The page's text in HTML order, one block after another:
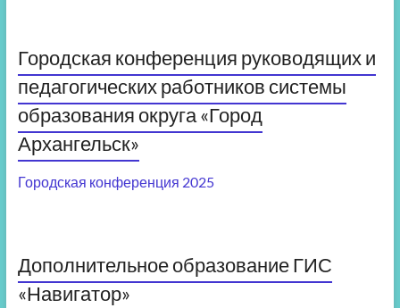
Городская конференция руководящих и
педагогических работников системы
образования округа «Город
Архангельск»
Городская конференция 2025
Дополнительное образование ГИС
«Навигатор»